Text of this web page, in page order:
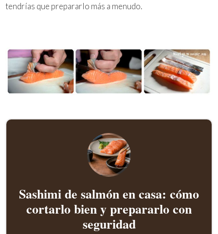
tendrías que prepararlo más a menudo.
Sashimi de salmón en casa: cómo
cortarlo bien y prepararlo con
seguridad